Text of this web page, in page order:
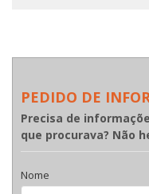
PEDIDO DE
Precisa de
que procurava? Não
Nome